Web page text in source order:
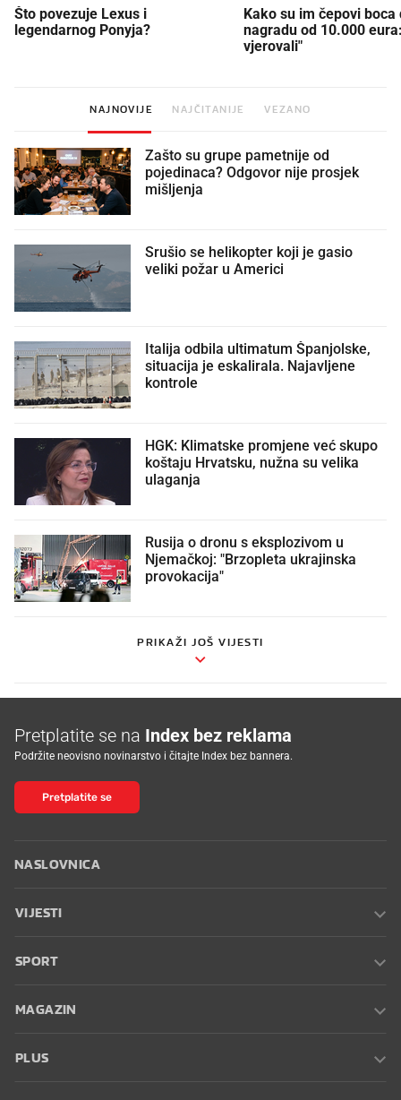
Što povezuje Lexus i
legendarnog Ponyja?
Kako su im čepovi boca
nagradu od 10.000
vjerovali"
NAJNOVIJE NAJČITANIJE VEZANO
Zašto su grupe pametnije od
pojedinaca? Odgovor nije prosjek
mišljenja
Srušio se helikopter koji je gasio
veliki požar u Americi
Italija odbila ultimatum Španjolske,
situacija je eskalirala. Najavljene
kontrole
HGK: Klimatske promjene već skupo
koštaju Hrvatsku, nužna su velika
ulaganja
Rusija o dronu s eksplozivom u
Njemačkoj: "Brzopleta ukrajinska
provokacija"
PRIKAŽI JOŠ VIJESTI
Pretplatite se na Index bez reklama
Podržite neovisno novinarstvo i čitajte Index bez bannera.
Pretplatite se
NASLOVNICA
VIJESTI
SPORT
MAGAZIN
PLUS